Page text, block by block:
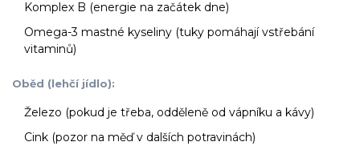
Komplex B (energie na začátek dne)
Omega-3 mastné kyseliny (tuky pomáhají vstřebání
vitaminů)
Oběd (lehčí jídlo):
Železo (pokud je třeba, odděleně od vápníku a kávy)
Cink (pozor na měď v dalších potravinách)